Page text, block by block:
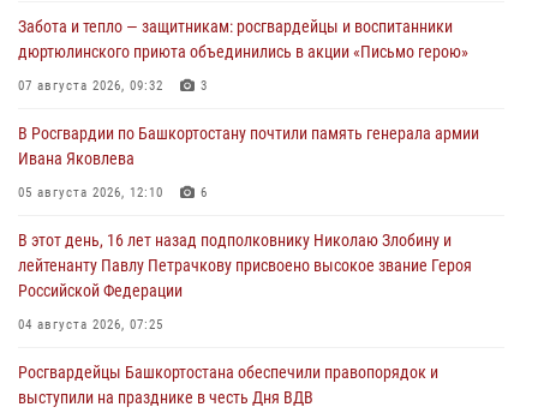
Забота и тепло — защитникам: росгвардейцы и воспитанники
дюртюлинского приюта объединились в акции «Письмо герою»
07 августа 2026, 09:32 3
В Росгвардии по Башкортостану почтили память генерала армии
Ивана Яковлева
05 августа 2026, 12:10 6
В этот день, 16 лет назад подполковнику Николаю Злобину и
лейтенанту Павлу Петрачкову присвоено высокое звание Героя
Российской Федерации
04 августа 2026, 07:25
Росгвардейцы Башкортостана обеспечили правопорядок и
выступили на празднике в честь Дня ВДВ